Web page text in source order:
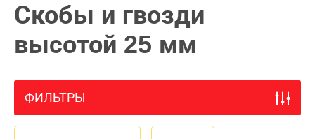
Скобы и гвозди
высотой 25 мм
ФИЛЬТРЫ